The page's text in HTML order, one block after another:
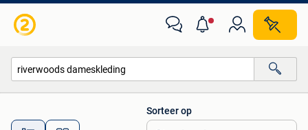
Sorteer op